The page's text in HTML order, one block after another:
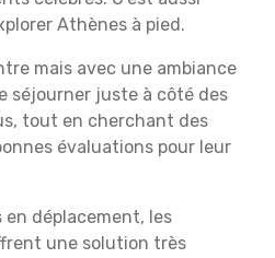
Athènes à pied.
mais avec une ambiance
séjourner juste à côté des
tout en cherchant des
évaluations pour leur
en déplacement, les
une solution très